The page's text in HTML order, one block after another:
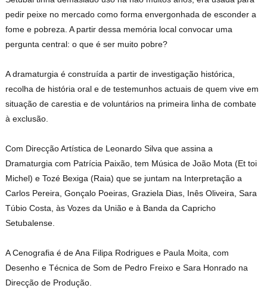
pedir peixe no mercado como forma envergonhada de esconder a
fome e pobreza. A partir dessa memória local convocar uma
pergunta central: o que é ser muito pobre?
A dramaturgia é construída a partir de investigação histórica,
recolha de história oral e de testemunhos actuais de quem vive em
situação de carestia e de voluntários na primeira linha de combate
à exclusão.
Com Direcção Artística de Leonardo Silva que assina a
Dramaturgia com Patrícia Paixão, tem Música de João Mota (Et toi
Michel) e Tozé Bexiga (Raia) que se juntam na Interpretação a
Carlos Pereira, Gonçalo Poeiras, Graziela Dias, Inês Oliveira, Sara
Túbio Costa, às Vozes da União e à Banda da Capricho
Setubalense.
A Cenografia é de Ana Filipa Rodrigues e Paula Moita, com
Desenho e Técnica de Som de Pedro Freixo e Sara Honrado na
Direcção de Produção.